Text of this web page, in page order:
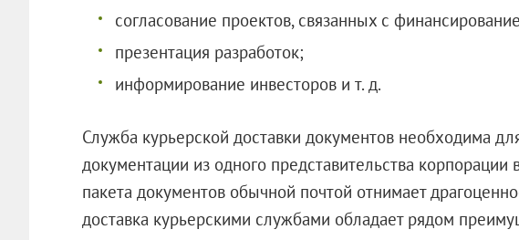
согласование проектов, связанных с
презентация разработок;
информирование инвесторов и т. д.
Служба курьерской доставки документов необходима
документации из одного представительства
пакета документов обычной почтой отнимает
доставка курьерскими службами обладает рядом